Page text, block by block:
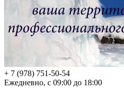
+ 7 (978) 751-50-54
Ежедневно, с 09:00 до 18:00